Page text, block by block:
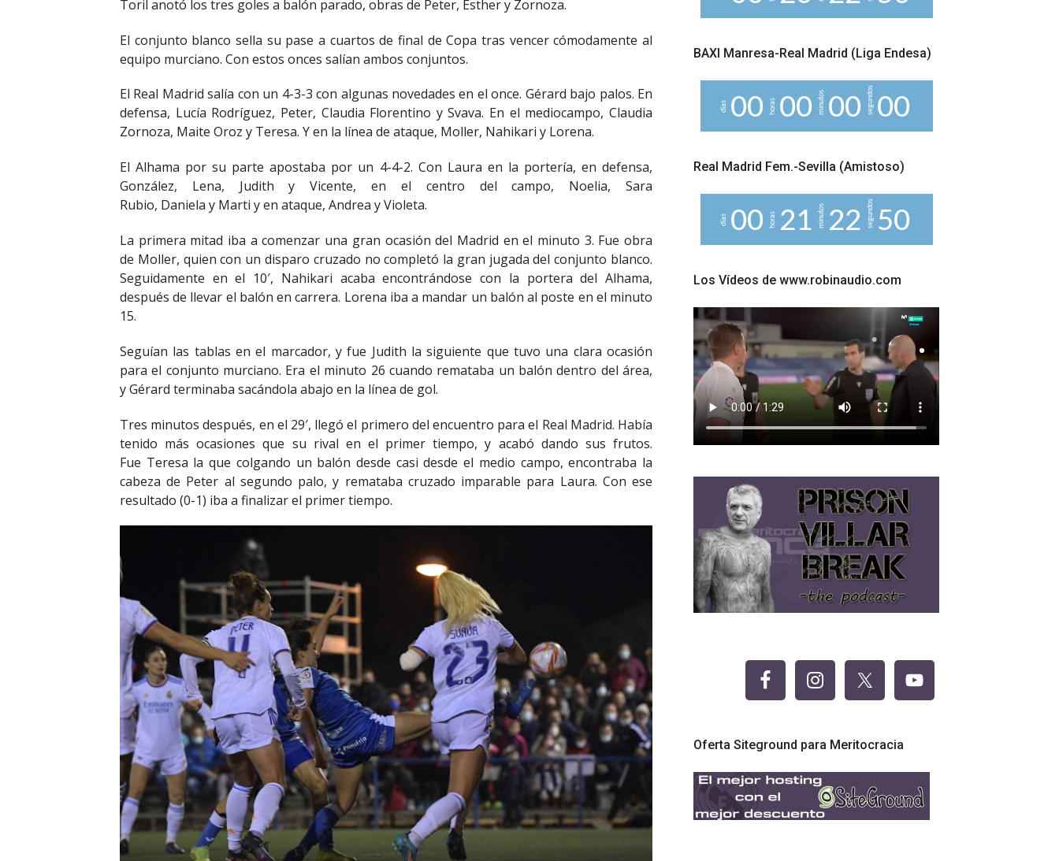
Toril anotó los tres goles a balón parado, obras de Peter, Esther y Zornoza.
El conjunto blanco sella su pase a cuartos de final de Copa tras vencer cómodamente al
equipo murciano. Con estos onces salían ambos conjuntos.
El Real Madrid salía con un 4-3-3 con algunas novedades en el once. Gérard bajo palos. En
defensa, Lucía Rodríguez, Peter, Claudia Florentino y Svava. En el mediocampo, Claudia
Zornoza, Maite Oroz y Teresa. Y en la línea de ataque, Moller, Nahikari y Lorena.
El Alhama por su parte apostaba por un 4-4-2. Con Laura en la portería, en defensa,
González, Lena, Judith y Vicente, en el centro del campo, Noelia, Sara
Rubio, Daniela y Marti y en ataque, Andrea y Violeta.
La primera mitad iba a comenzar una gran ocasión del Madrid en el minuto 3. Fue obra
de Moller, quien con un disparo cruzado no completó la gran jugada del conjunto blanco.
Seguidamente en el 10′, Nahikari acaba encontrándose con la portera del Alhama,
después de llevar el balón en carrera. Lorena iba a mandar un balón al poste en el minuto
15.
Seguían las tablas en el marcador, y fue Judith la siguiente que tuvo una clara ocasión
para el conjunto murciano. Era el minuto 26 cuando remataba un balón dentro del área,
y Gérard terminaba sacándola abajo en la línea de gol.
Tres minutos después, en el 29′, llegó el primero del encuentro para el Real Madrid. Había
tenido más ocasiones que su rival en el primer tiempo, y acabó dando sus frutos.
Fue Teresa la que colgando un balón desde casi desde el medio campo, encontraba la
cabeza de Peter al segundo palo, y remataba cruzado imparable para Laura. Con ese
resultado (0-1) iba a finalizar el primer tiempo.
BAXI Manresa-Real Madrid (Liga Endesa)
días 00 horas 00 minutos 00segundos00
Real Madrid Fem.-Sevilla (Amistoso)
días 00 horas 21 minutos 22 segundos49
Los Vídeos de www.robinaudio.com
Oferta Siteground para Meritocracia